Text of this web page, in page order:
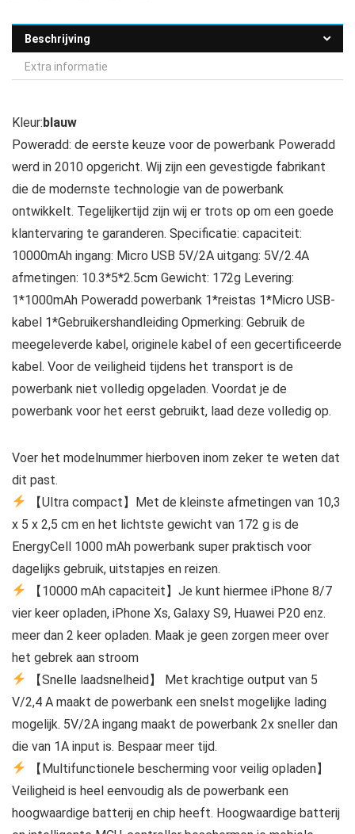
Beschrijving
Extra informatie
Kleur:blauw
Poweradd: de eerste keuze voor de powerbank Poweradd
werd in 2010 opgericht. Wij zijn een gevestigde fabrikant
die de modernste technologie van de powerbank
ontwikkelt. Tegelijkertijd zijn wij er trots op om een goede
klantervaring te garanderen. Specificatie: capaciteit:
10000mAh ingang: Micro USB 5V/2A uitgang: 5V/2.4A
afmetingen: 10.3*5*2.5cm Gewicht: 172g Levering:
1*1000mAh Poweradd powerbank 1*reistas 1*Micro USB-
kabel 1*Gebruikershandleiding Opmerking: Gebruik de
meegeleverde kabel, originele kabel of een gecertificeerde
kabel. Voor de veiligheid tijdens het transport is de
powerbank niet volledig opgeladen. Voordat je de
powerbank voor het eerst gebruikt, laad deze volledig op.
Voer het modelnummer hierboven inom zeker te weten dat
dit past.
【Ultra compact】Met de kleinste afmetingen van 10,3
x 5 x 2,5 cm en het lichtste gewicht van 172 g is de
EnergyCell 1000 mAh powerbank super praktisch voor
dagelijks gebruik, uitstapjes en reizen.
【10000 mAh capaciteit】Je kunt hiermee iPhone 8/7
vier keer opladen, iPhone Xs, Galaxy S9, Huawei P20 enz.
meer dan 2 keer opladen. Maak je geen zorgen meer over
het gebrek aan stroom
【Snelle laadsnelheid】 Met krachtige output van 5
V/2,4 A maakt de powerbank een snelst mogelijke lading
mogelijk. 5V/2A ingang maakt de powerbank 2x sneller dan
die van 1A input is. Bespaar meer tijd.
【Multifunctionele bescherming voor veilig opladen】
Veiligheid is heel eenvoudig als de powerbank een
hoogwaardige batterij en chip heeft. Hoogwaardige batterij